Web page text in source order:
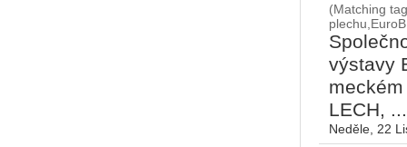
(Matching
vý­sta­vy
LECH, ...
Neděle, 22